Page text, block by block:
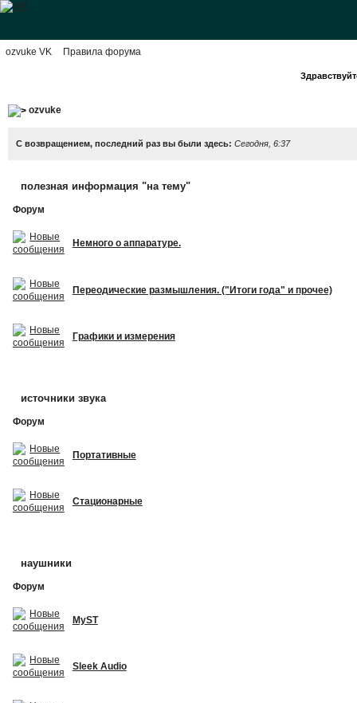
ozvuke VK Правила форума
ozvuke
С возвращением, последний раз вы были здесь: Сегодня, 6:37
полезная информация "на тему"
Форум
Немного о аппаратуре.
Переодические размышления. ("Итоги года" и прочее)
Графики и измерения
источники звука
Форум
Портативные
Стационарные
наушники
Форум
MyST
Sleek Audio